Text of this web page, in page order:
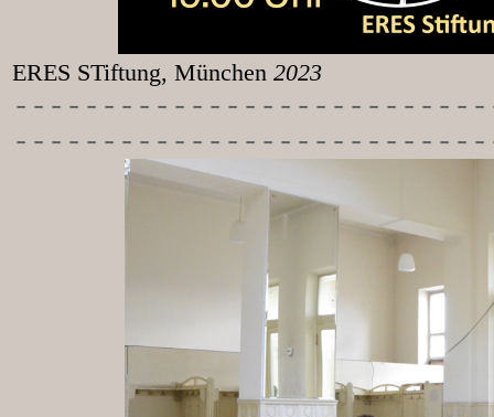
ERES STiftung, München 2023
-----------